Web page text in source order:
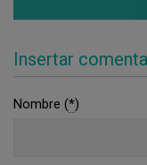
Insertar
Nombre (*)